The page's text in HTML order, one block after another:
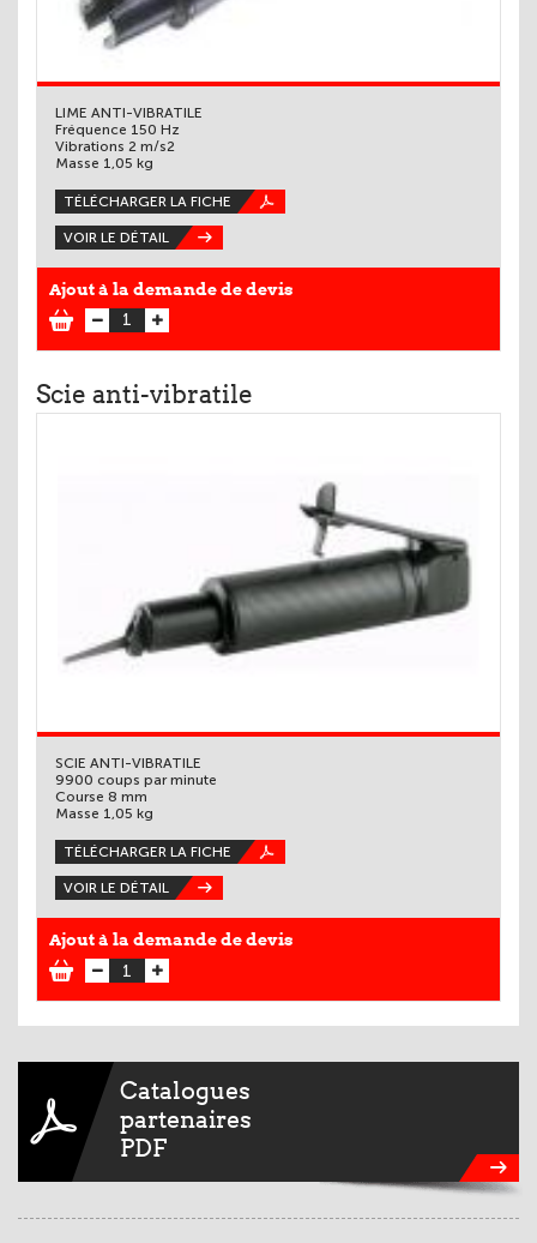
LIME ANTI-VIBRATILE
Fréquence 150 Hz
Vibrations 2 m/s2
Masse 1,05 kg
TÉLÉCHARGER LA FICHE
VOIR LE DÉTAIL
Ajout à la demande de devis
Scie anti-vibratile
SCIE ANTI-VIBRATILE
9900 coups par minute
Course 8 mm
Masse 1,05 kg
TÉLÉCHARGER LA FICHE
VOIR LE DÉTAIL
Ajout à la demande de devis
Catalogues
partenaires
PDF